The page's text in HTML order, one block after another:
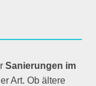
Sanierungen im
Art. Ob ältere